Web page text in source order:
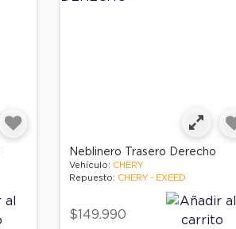
Neblinero Trasero Derecho
Vehículo: CHERY
Repuesto: CHERY - EXEED
$149.990